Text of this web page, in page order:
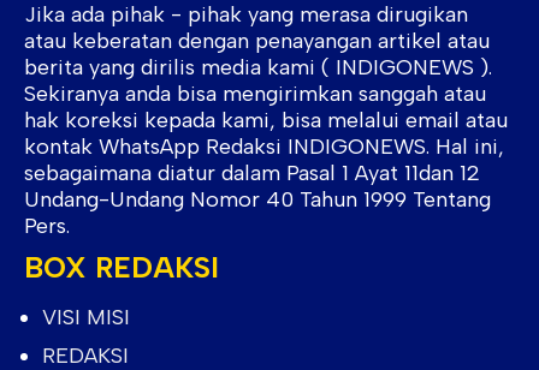
Jika ada pihak - pihak yang merasa dirugikan
atau keberatan dengan penayangan artikel atau
berita yang dirilis media kami ( INDIGONEWS ).
Sekiranya anda bisa mengirimkan sanggah atau
hak koreksi kepada kami, bisa melalui email atau
kontak WhatsApp Redaksi INDIGONEWS. Hal ini,
sebagaimana diatur dalam Pasal 1 Ayat 11dan 12
Undang-Undang Nomor 40 Tahun 1999 Tentang
Pers.
BOX REDAKSI
VISI MISI
REDAKSI